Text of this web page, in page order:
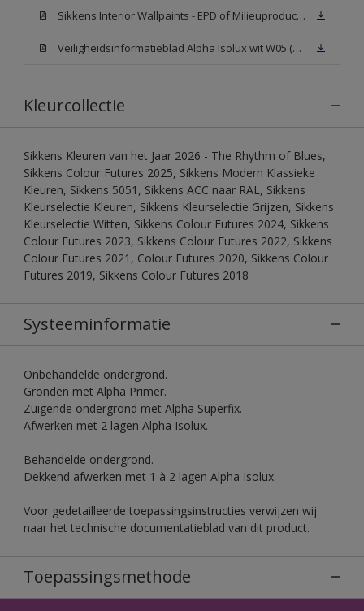
Sikkens Interior Wallpaints - EPD of Milieuproductverklaring
Veiligheidsinformatieblad Alpha Isolux wit W05 (SDS)
Kleurcollectie
Sikkens Kleuren van het Jaar 2026 - The Rhythm of Blues,
Sikkens Colour Futures 2025, Sikkens Modern Klassieke
Kleuren, Sikkens 5051, Sikkens ACC naar RAL, Sikkens
Kleurselectie Kleuren, Sikkens Kleurselectie Grijzen, Sikkens
Kleurselectie Witten, Sikkens Colour Futures 2024, Sikkens
Colour Futures 2023, Sikkens Colour Futures 2022, Sikkens
Colour Futures 2021, Colour Futures 2020, Sikkens Colour
Futures 2019, Sikkens Colour Futures 2018
Systeeminformatie
Onbehandelde ondergrond.
Gronden met Alpha Primer.
Zuigende ondergrond met Alpha Superfix.
Afwerken met 2 lagen Alpha Isolux.
Behandelde ondergrond.
Dekkend afwerken met 1 à 2 lagen Alpha Isolux.
Voor gedetailleerde toepassingsinstructies verwijzen wij
naar het technische documentatieblad van dit product.
Toepassingsmethode